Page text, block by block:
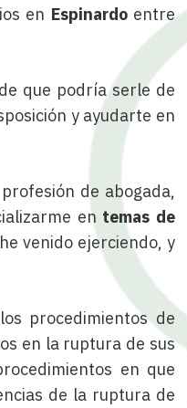
en Espinardoentre
que podría serle de
y ayudarte en
de abogada,
en temas de
venido ejerciendo, y
procedimientos de
en la ruptura de sus
en que
de la ruptura de